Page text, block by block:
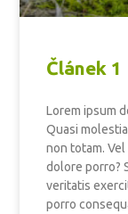
Článek 1
Lorem ipsum
Quasi
non totam.
dolore porro?
veritatis
porro